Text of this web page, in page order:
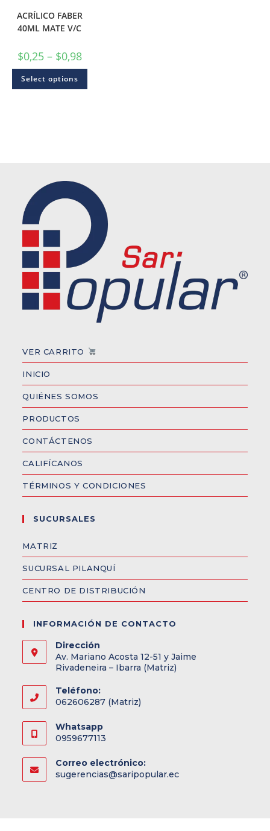
ACRÍLICO FABER
40ML MATE V/C
$0,25 – $0,98
Select options
VER CARRITO
INICIO
QUIÉNES SOMOS
PRODUCTOS
CONTÁCTENOS
CALIFÍCANOS
TÉRMINOS Y CONDICIONES
SUCURSALES
MATRIZ
SUCURSAL PILANQUÍ
CENTRO DE DISTRIBUCIÓN
INFORMACIÓN DE CONTACTO
Dirección
Av. Mariano Acosta 12-51 y Jaime
Rivadeneira – Ibarra (Matriz)
Teléfono:
062606287 (Matriz)
Whatsapp
0959677113
Correo electrónico:
sugerencias@saripopular.ec